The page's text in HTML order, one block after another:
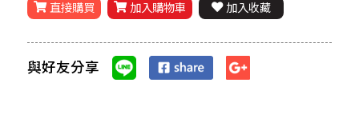
直接購買 加入購物車 加入收藏
與好友分享